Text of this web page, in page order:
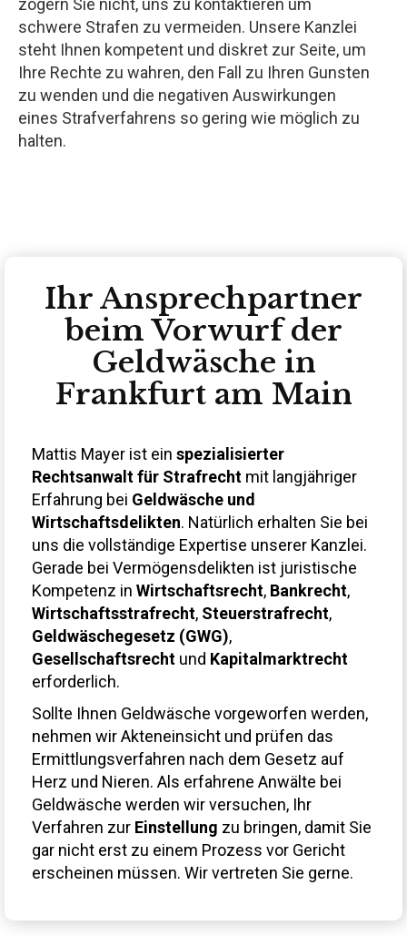
zögern Sie nicht, uns zu kontaktieren um
schwere Strafen zu vermeiden. Unsere Kanzlei
steht Ihnen kompetent und diskret zur Seite, um
Ihre Rechte zu wahren, den Fall zu Ihren Gunsten
zu wenden und die negativen Auswirkungen
eines Strafverfahrens so gering wie möglich zu
halten.
Ihr Ansprechpartner
beim Vorwurf der
Geldwäsche in
Frankfurt am Main
Mattis Mayer ist ein spezialisierter
Rechtsanwalt für Strafrecht mit langjähriger
Erfahrung bei Geldwäsche und
Wirtschaftsdelikten. Natürlich erhalten Sie bei
uns die vollständige Expertise unserer Kanzlei.
Gerade bei Vermögensdelikten ist juristische
Kompetenz in Wirtschaftsrecht, Bankrecht,
Wirtschaftsstrafrecht, Steuerstrafrecht,
Geldwäschegesetz (GWG),
Gesellschaftsrecht und Kapitalmarktrecht
erforderlich.
Sollte Ihnen Geldwäsche vorgeworfen werden,
nehmen wir Akteneinsicht und prüfen das
Ermittlungsverfahren nach dem Gesetz auf
Herz und Nieren. Als erfahrene Anwälte bei
Geldwäsche werden wir versuchen, Ihr
Verfahren zur Einstellung zu bringen, damit Sie
gar nicht erst zu einem Prozess vor Gericht
erscheinen müssen. Wir vertreten Sie gerne.